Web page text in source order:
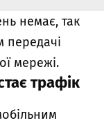
немає, так
передачі
мережі.
трафік